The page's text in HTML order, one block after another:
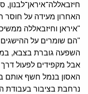
האחרון מעידה על חוסר
"איראן וחיזבאללה
"הם שומרים על
השפעה גוברת בצבא,
אבל מקפידים לפעול
האסון בנמל חשף אותם
נרחבת בציבור בעבודת